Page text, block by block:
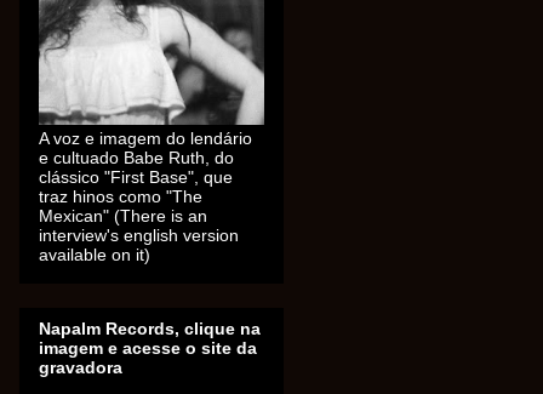
A voz e imagem do lendário
e cultuado Babe Ruth, do
clássico "First Base", que
traz hinos como "The
Mexican" (There is an
interview's english version
available on it)
Napalm Records, clique na
imagem e acesse o site da
gravadora